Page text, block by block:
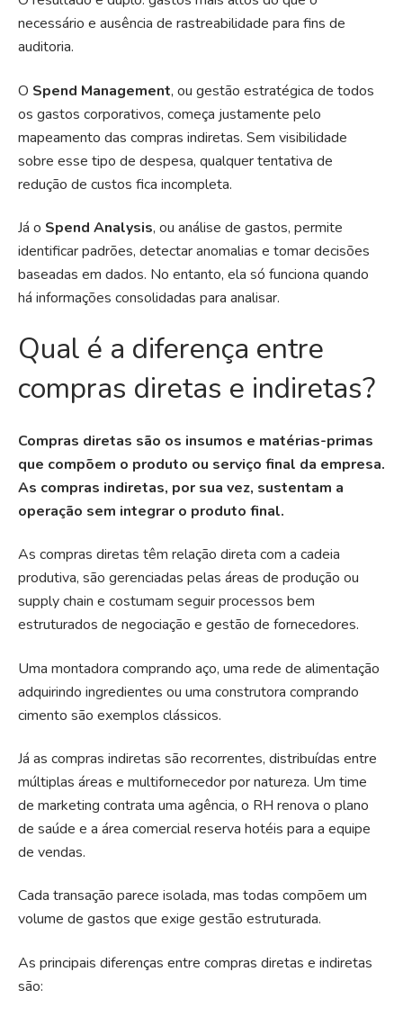
necessário e ausência de rastreabilidade para fins de
auditoria.
O Spend Management, ou gestão estratégica de todos
os gastos corporativos, começa justamente pelo
mapeamento das compras indiretas. Sem visibilidade
sobre esse tipo de despesa, qualquer tentativa de
redução de custos fica incompleta.
Já o Spend Analysis, ou análise de gastos, permite
identificar padrões, detectar anomalias e tomar decisões
baseadas em dados. No entanto, ela só funciona quando
há informações consolidadas para analisar.
Qual é a diferença entre
compras diretas e indiretas?
Compras diretas são os insumos e matérias-primas
que compõem o produto ou serviço final da empresa.
As compras indiretas, por sua vez, sustentam a
operação sem integrar o produto final.
As compras diretas têm relação direta com a cadeia
produtiva, são gerenciadas pelas áreas de produção ou
supply chain e costumam seguir processos bem
estruturados de negociação e gestão de fornecedores.
Uma montadora comprando aço, uma rede de alimentação
adquirindo ingredientes ou uma construtora comprando
cimento são exemplos clássicos.
Já as compras indiretas são recorrentes, distribuídas entre
múltiplas áreas e multifornecedor por natureza. Um time
de marketing contrata uma agência, o RH renova o plano
de saúde e a área comercial reserva hotéis para a equipe
de vendas.
Cada transação parece isolada, mas todas compõem um
volume de gastos que exige gestão estruturada.
As principais diferenças entre compras diretas e indiretas
são: